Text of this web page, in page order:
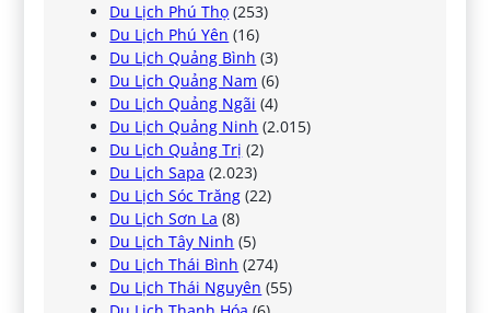
Du Lịch Phú Thọ (253)
Du Lịch Phú Yên (16)
Du Lịch Quảng Bình (3)
Du Lịch Quảng Nam (6)
Du Lịch Quảng Ngãi (4)
Du Lịch Quảng Ninh (2.015)
Du Lịch Quảng Trị (2)
Du Lịch Sapa (2.023)
Du Lịch Sóc Trăng (22)
Du Lịch Sơn La (8)
Du Lịch Tây Ninh (5)
Du Lịch Thái Bình (274)
Du Lịch Thái Nguyên (55)